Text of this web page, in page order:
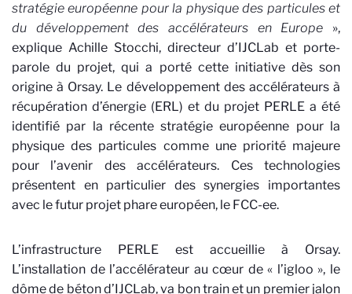
stratégie européenne pour la physique des particules et
du développement des accélérateurs en Europe »,
explique Achille Stocchi, directeur d’IJCLab et porte-
parole du projet, qui a porté cette initiative dès son
origine à Orsay. Le développement des accélérateurs à
récupération d’énergie (ERL) et du projet PERLE a été
identifié par la récente stratégie européenne pour la
physique des particules comme une priorité majeure
pour l’avenir des accélérateurs. Ces technologies
présentent en particulier des synergies importantes
avec le futur projet phare européen, le FCC-ee.
L’infrastructure PERLE est accueillie à Orsay.
L’installation de l’accélérateur au cœur de « l’igloo », le
dôme de béton d’IJCLab, va bon train et un premier jalon